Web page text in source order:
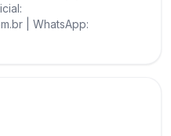
| WhatsApp: